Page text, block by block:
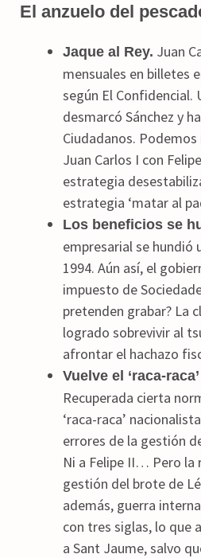
El anzuelo del
Jaque al Rey. Juan
mensuales en billetes
según El Confidencial.
desmarcó Sánchez y
Ciudadanos.
Juan Carlos I con
estrategia
estrategia ‘matar al
Los beneficios se
empresarial se hundió
1994. Aún así, el
impuesto de
pretenden grabar? La
logrado sobrevivir al
afrontar el hachazo
Vuelve el ‘raca-
Recuperada cierta
‘raca-raca’
errores de la gestión
Ni a Felipe II… Pero la
gestión del brote de
además, guerra
con tres siglas, lo que
a Sant Jaume, salvo